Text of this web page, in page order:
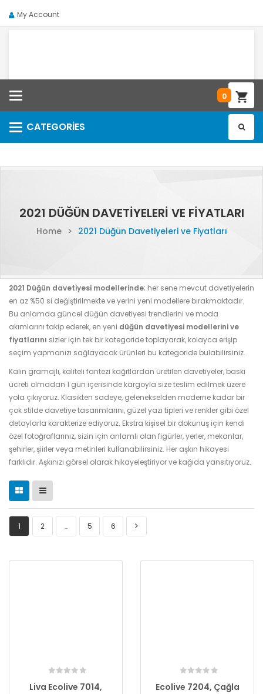
My Account
0
CATEGORIES
Categories
2021 DÜĞÜN DAVETIYELERI VE FIYATLARI
Home > 2021 Düğün Davetiyeleri ve Fiyatları
2021 Düğün davetiyesi modellerinde; her sene mevcut davetiyelerin
en az %50 si değiştirilmekte ve yerini yeni modellere bırakmaktadır.
Bu anlamda güncel düğün davetiyesi trendlerini ve moda
akımlarını takip ederek, en yeni düğün davetiyesi modellerini ve
fiyatlarını sizler için tek bir kategoride toplayarak, kolayca erişip
seçim yapmanızı sağlayacak ürünleri bu kategoride bulabilirsiniz.
Kalın gramajlı, kaliteli fantezi kağıtlardan üretilen davetiyeler, baskı
ücreti olmadan 1 gün içerisinde kargoyla size teslim edilmek üzere
yola çıkıyoruz. Klasikten sadeye, gelenekselden moderne kadar bir
çok stilde davetiye tasarımlarını, güzel yazı tipleri ve renkler gibi özel
detaylarla karakterize ediyoruz. Ekstra kişisel bir dokunuş için kendi
özel fotoğraflarınız, sizin için anlamlı olan figürler, yerler, mekanlar,
şehirler, şiirler veya metinleri kullanabilirsiniz. Her aşkın hikayesi
farklıdır. Aşkınızı görsel olarak hikayeleştiriyor ve kağıda yansıtıyoruz.
1 2 … 5 6
Liva Ecolive 7014,
Ecolive 7204, Çağla